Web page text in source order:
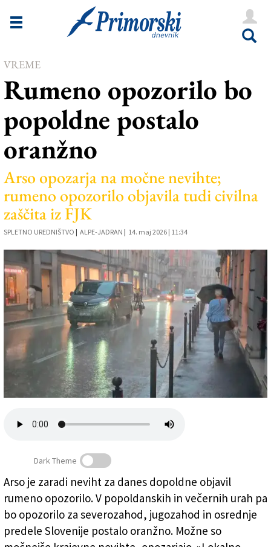
Novice
Goriška
Kultura
Šport
Še
Vreme
V Kioskih
Oglasi
Založnik
Zadruga PD
Naročnine
VREME
Rumeno opozorilo bo
popoldne postalo
oranžno
Arso opozarja na močne nevihte;
rumeno opozorilo objavila tudi civilna
zaščita iz FJK
SPLETNO UREDNIŠTVO | ALPE-JADRAN | 14. maj 2026 | 11:34
Lokalno bodo možni močnejše nevihte z nalivi (ARHIV)
Dark Theme
Arso je zaradi neviht za danes dopoldne objavil
rumeno opozorilo. V popoldanskih in večernih urah pa
bo opozorilo za severozahod, jugozahod in osrednje
predele Slovenije postalo oranžno. Možne so